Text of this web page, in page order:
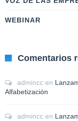
WEBINAR
Comentarios
admincc en
Alfabetización
admincc en